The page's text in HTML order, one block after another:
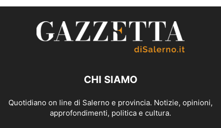
CHI SIAMO
Quotidiano on line di Salerno e provincia. Notizie, opinioni,
approfondimenti, politica e cultura.